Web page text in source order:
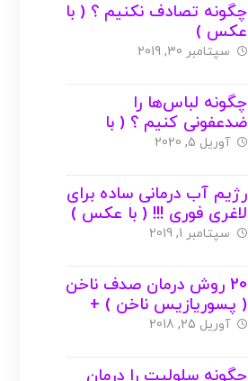
چگونه تصادف نکنیم ؟ ( با
عکس )
سپتامبر 30, 2019
چگونه لباس‌ها را
ضدعفونی کنیم ؟ ( با
عکس )
آوریل 5, 2020
رژیم آب درمانی ساده برای
لاغری فوری !!! ( با عکس )
سپتامبر 1, 2019
20 روش درمان صدف ناخن
( پسوریازیس ناخن ) +
عکس
آوریل 25, 2018
چگونه سلولیت را درمان